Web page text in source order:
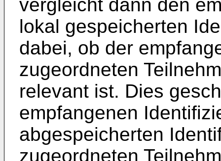
vergleicht dann den
lokal gespeicherten
dabei, ob der
zugeordneten
relevant ist. Dies
empfangenen
abgespeicherten
zugeordneten